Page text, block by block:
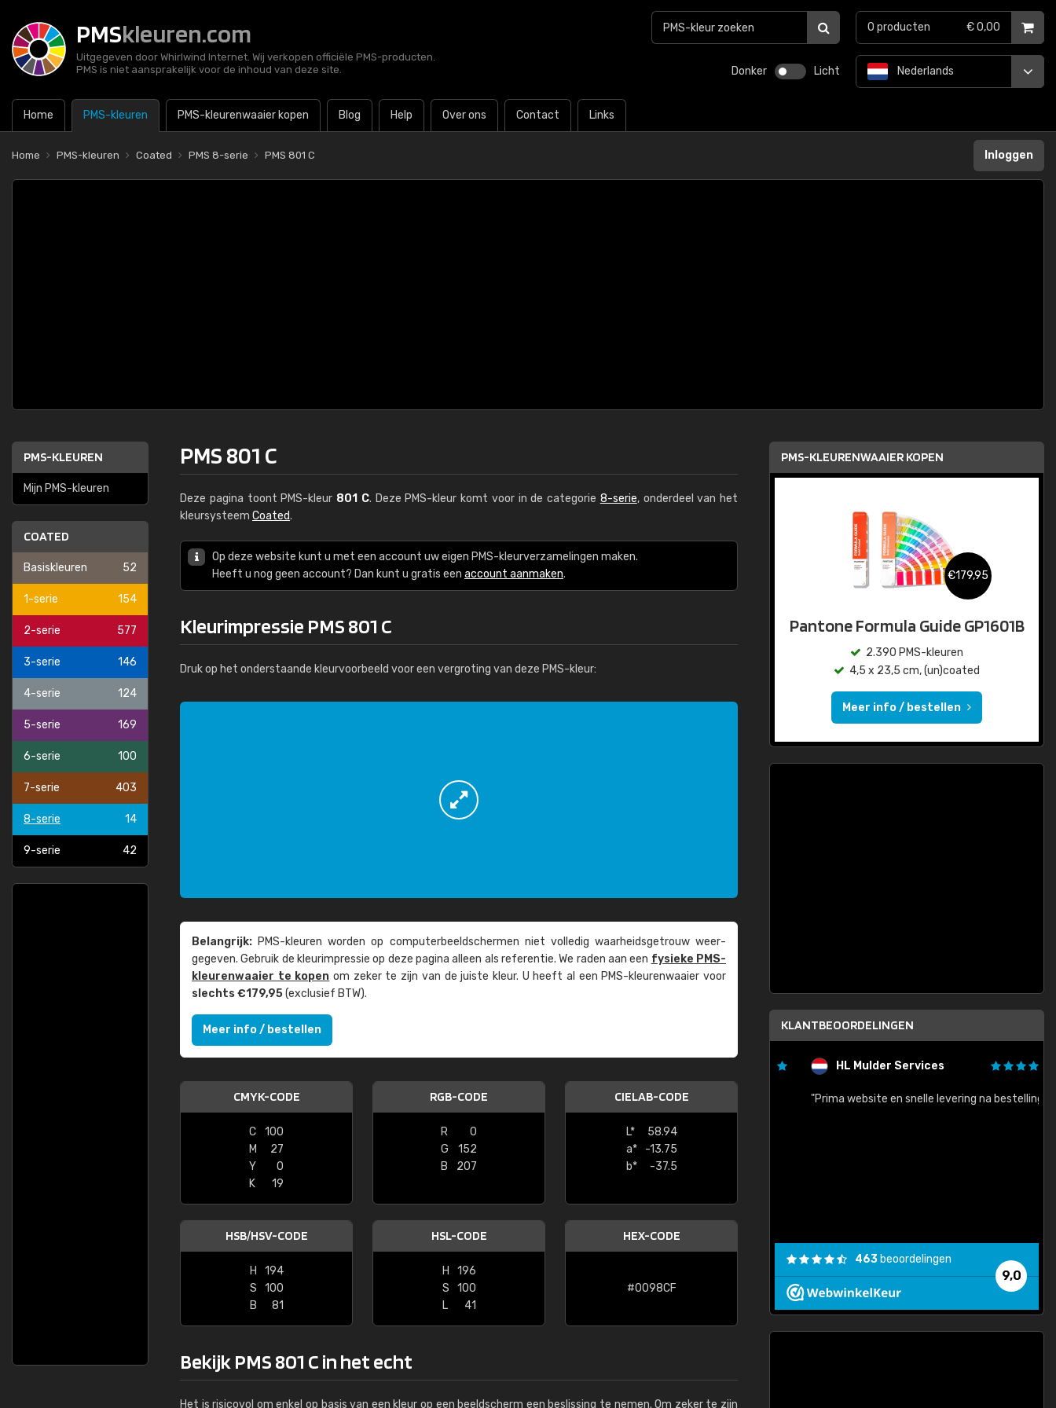
PMSkleuren.com
Uitgegeven door Whirlwind Internet. Wij verkopen officiële PMS-producten.
PMS is niet aansprakelijk voor de inhoud van deze site.
Donker Licht
Home PMS-kleuren PMS-kleurenwaaier kopen Blog Help Over ons Contact Links
Nederlands
0 producten € 0,00
Home PMS-kleuren Coated PMS 8-serie PMS 801 C Inloggen
PMS-KLEUREN
Mijn PMS-kleuren
COATED
Basiskleuren 52
1-serie 154
2-serie 577
3-serie 146
4-serie 124
5-serie 169
6-serie 100
7-serie 403
8-serie 14
9-serie 42
PMS 801 C
Deze pagina toont PMS-kleur 801 C. Deze PMS-kleur komt voor in de categorie 8-serie, onderdeel van het
kleursysteem Coated.
Op deze website kunt u met een account uw eigen PMS-kleurverzamelingen maken.
Heeft u nog geen account? Dan kunt u gratis een account aanmaken.
Kleurimpressie PMS 801 C
Druk op het onderstaande kleurvoorbeeld voor een vergroting van deze PMS-kleur:
Belangrijk: PMS-kleuren worden op computer­beeld­schermen niet volledig waarheids­­getrouw weer­
gegeven. Gebruik de kleur­impressie op deze pagina alleen als referentie. We raden aan een fysieke PMS-
kleuren­waaier te kopen om zeker te zijn van de juiste kleur. U heeft al een PMS-kleuren­waaier voor
slechts €179,95(exclusief BTW).
Meer info / bestellen
CMYK-CODE
C
100
M
27
Y
0
K
19
RGB-CODE
R
0
G
152
B
207
CIELAB-CODE
L*
58.94
a*
-13.75
b*
-37.5
HSB/HSV-CODE
H
194
S
100
B
81
HSL-CODE
H
196
S
100
L
41
HEX-CODE
#0098CF
Bekijk PMS 801 C in het echt
Het is risicovol om enkel op basis van een kleur op een beeldscherm een beslissing te nemen. Om zeker te zijn
PMS-KLEURENWAAIER KOPEN
€179,95
Pantone Formula Guide GP1601B
2.390 PMS-kleuren
4,5 x 23,5 cm, (un)coated
Meer info / bestellen
KLANTBEOORDELINGEN
"Super snelle service en zeer betaalbaar!"
HL Mulder Services
"Prima website en snelle levering na bestelling"
9,0
463 beoordelingen